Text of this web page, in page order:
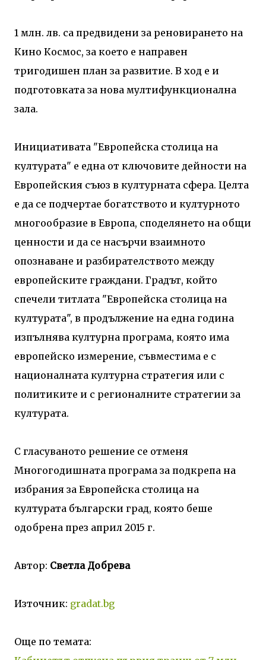
1 млн. лв. са предвидени за реновирането на
Кино Космос, за което е направен
тригодишен план за развитие. В ход е и
подготовката за нова мултифункционална
зала.
Инициативата "Европейска столица на
културата" е една от ключовите дейности на
Европейския съюз в културната сфера. Целта
е да се подчертае богатството и културното
многообразие в Европа, споделянето на общи
ценности и да се насърчи взаимното
опознаване и разбирателството между
европейските граждани. Градът, който
спечели титлата "Европейска столица на
културата", в продължение на една година
изпълнява културна програма, която има
европейско измерение, съвместима е с
националната културна стратегия или с
политиките и с регионалните стратегии за
културата.
С гласуваното решение се отменя
Многогодишната програма за подкрепа на
избрания за Европейска столица на
културата български град, която беше
одобрена през април 2015 г.
Автор: Светла Добрева
Източник: gradat.bg
Още по темата: